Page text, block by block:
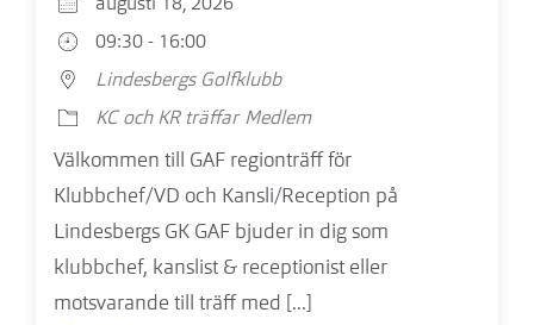
augusti 18, 2026
09:30 - 16:00
Lindesbergs Golfklubb
KC och KR träffar Medlem
Välkommen till GAF regionträff för
Klubbchef/VD och Kansli/Reception på
Lindesbergs GK GAF bjuder in dig som
klubbchef, kanslist & receptionist eller
motsvarande till träff med [...]